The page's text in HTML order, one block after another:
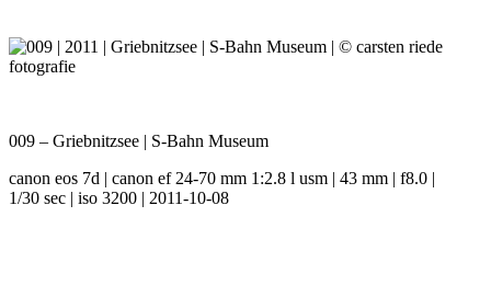
009 – Griebnitzsee | S-Bahn Museum
canon eos 7d | canon ef 24-70 mm 1:2.8 l usm | 43 mm | f8.0 |
1/30 sec | iso 3200 | 2011-10-08